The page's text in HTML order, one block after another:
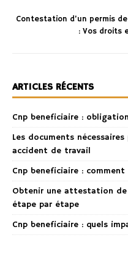
Contestation d’un permis
: Vos droits
ARTICLES RÉCENTS
Cnp beneficiaire :
Les documents
accident de travail
Cnp beneficiaire :
Obtenir une attestation
étape par étape
Cnp beneficiaire : quels